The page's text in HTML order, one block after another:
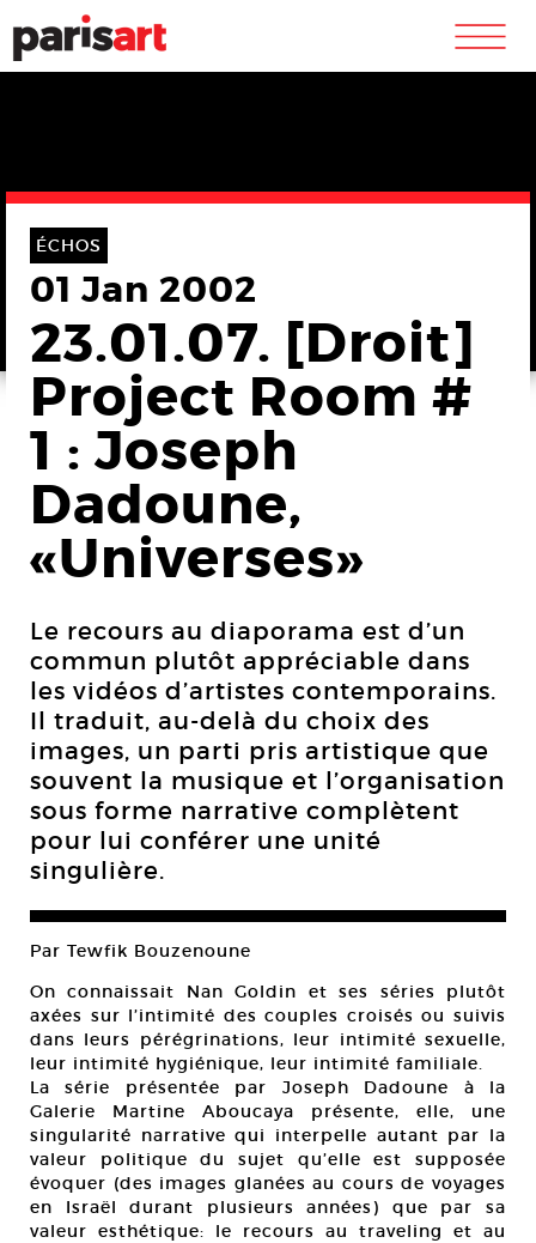
m
ÉCHOS
01 Jan 2002
23.01.07. [Droit]
Project Room #
1 : Joseph
Dadoune,
«Universes»
Le recours au diaporama est d’un
commun plutôt appréciable dans
les vidéos d’artistes contemporains.
Il traduit, au-delà du choix des
images, un parti pris artistique que
souvent la musique et l’organisation
sous forme narrative complètent
pour lui conférer une unité
singulière.
Par Tewfik Bouzenoune
On connaissait Nan Goldin et ses séries plutôt
axées sur l’intimité des couples croisés ou suivis
dans leurs pérégrinations, leur intimité sexuelle,
leur intimité hygiénique, leur intimité familiale.
La série présentée par Joseph Dadoune à la
Galerie Martine Aboucaya présente, elle, une
singularité narrative qui interpelle autant par la
valeur politique du sujet qu’elle est supposée
évoquer (des images glanées au cours de voyages
en Israël durant plusieurs années) que par sa
valeur esthétique: le recours au traveling et au